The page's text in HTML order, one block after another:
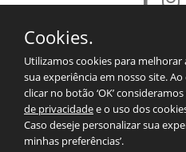
SAC/
TÉRMINOS Y CONDICIONES
Cookies.
Utilizamos cookies para melhorar
sua experiência em nosso site.
clicar no botão ‘OK’
de privacidadee o uso dos
Caso deseje personalizar sua
minhas preferências’.